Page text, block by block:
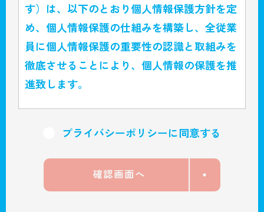
す）は、以下のとおり個人情報保護方針を定
め、個人情報保護の仕組みを構築し、全従業
員に個人情報保護の重要性の認識と取組みを
徹底させることにより、個人情報の保護を推
進致します。
の状態に保ち、個人情報への不正アクセス・
紛失・破損・改ざん・漏洩などを防止するた
プライバシーポリシーに同意する